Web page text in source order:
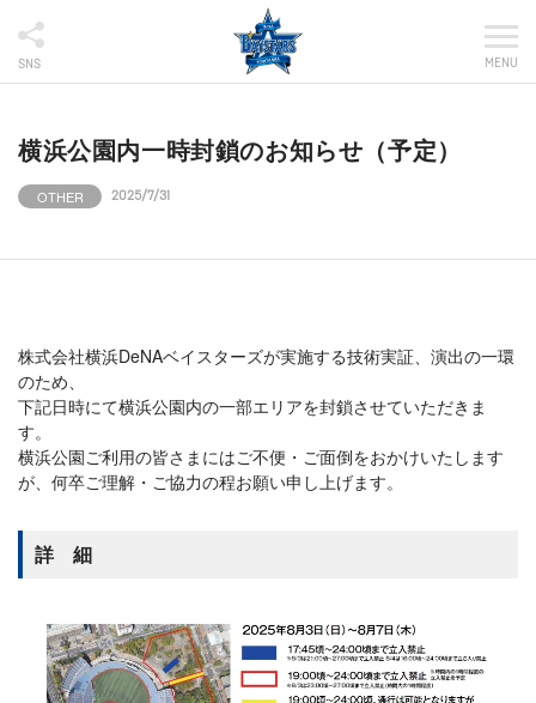
SNS MENU
横浜公園内一時封鎖のお知らせ（予定）
OTHER 2025/7/31
株式会社横浜DeNAベイスターズが実施する技術実証、演出の一環
のため、
下記日時にて横浜公園内の一部エリアを封鎖させていただきま
す。
横浜公園ご利用の皆さまにはご不便・ご面倒をおかけいたします
が、何卒ご理解・ご協力の程お願い申し上げます。
詳 細